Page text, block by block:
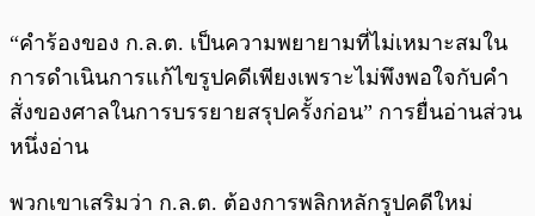
“คำร้องของ ก.ล.ต. เป็นความพยายามที่ไม่เหมาะสมใน
การดำเนินการแก้ไขรูปคดีเพียงเพราะไม่พึงพอใจกับคำ
สั่งของศาลในการบรรยายสรุปครั้งก่อน” การยื่นอ่านส่วน
หนึ่งอ่าน
พวกเขาเสริมว่า ก.ล.ต. ต้องการพลิกหลักรูปคดีใหม่